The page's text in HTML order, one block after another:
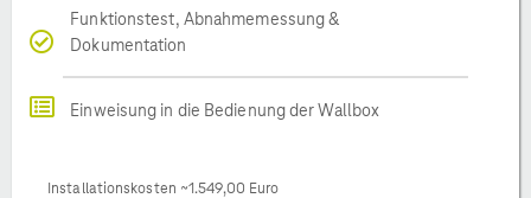
Funktionstest, Abnahmemessung &
Dokumentation
Einweisung in die Bedienung der Wallbox
Installationskosten ~1.549,00 Euro